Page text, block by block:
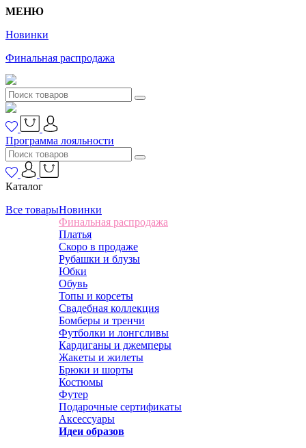
МЕНЮ
Новинки
Финальная распродажа
Программа лояльности
Каталог
Все товарыНовинки
Финальная распродажа
Платья
Скоро в продаже
Рубашки и блузы
Юбки
Обувь
Топы и корсеты
Свадебная коллекция
Бомберы и тренчи
Футболки и лонгсливы
Кардиганы и джемперы
Жакеты и жилеты
Брюки и шорты
Костюмы
Футер
Подарочные сертификаты
Аксессуары
Идеи образов